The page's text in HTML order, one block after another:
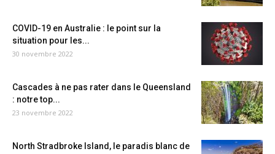
COVID-19 en Australie : le point sur la
situation pour les...
30 novembre 2022
Cascades à ne pas rater dans le Queensland
: notre top...
23 novembre 2022
North Stradbroke Island, le paradis blanc de